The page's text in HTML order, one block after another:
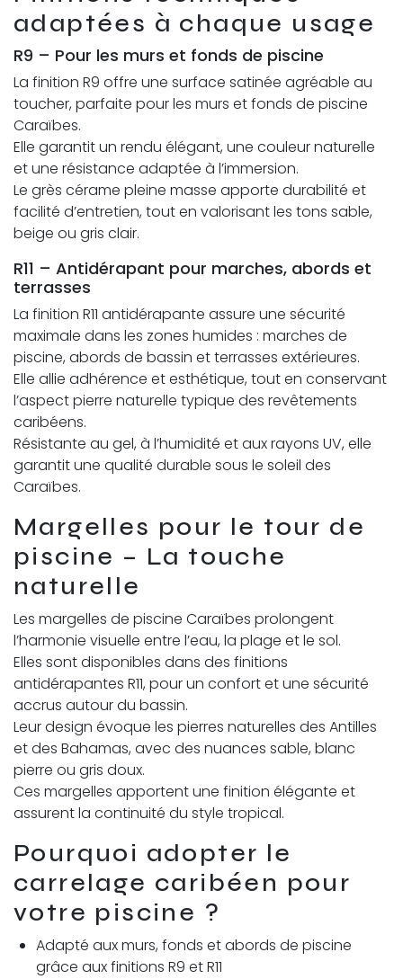
adaptées à chaque usage
R9 – Pour les murs et fonds de piscine
La finition R9 offre une surface satinée agréable au
toucher, parfaite pour les murs et fonds de piscine
Caraïbes.
Elle garantit un rendu élégant, une couleur naturelle
et une résistance adaptée à l’immersion.
Le grès cérame pleine masse apporte durabilité et
facilité d’entretien, tout en valorisant les tons sable,
beige ou gris clair.
R11 – Antidérapant pour marches, abords et
terrasses
La finition R11 antidérapante assure une sécurité
maximale dans les zones humides : marches de
piscine, abords de bassin et terrasses extérieures.
Elle allie adhérence et esthétique, tout en conservant
l’aspect pierre naturelle typique des revêtements
caribéens.
Résistante au gel, à l’humidité et aux rayons UV, elle
garantit une qualité durable sous le soleil des
Caraïbes.
Margelles pour le tour de
piscine – La touche
naturelle
Les margelles de piscine Caraïbes prolongent
l’harmonie visuelle entre l’eau, la plage et le sol.
Elles sont disponibles dans des finitions
antidérapantes R11, pour un confort et une sécurité
accrus autour du bassin.
Leur design évoque les pierres naturelles des Antilles
et des Bahamas, avec des nuances sable, blanc
pierre ou gris doux.
Ces margelles apportent une finition élégante et
assurent la continuité du style tropical.
Pourquoi adopter le
carrelage caribéen pour
votre piscine ?
Adapté aux murs, fonds et abords de piscine
grâce aux finitions R9 et R11